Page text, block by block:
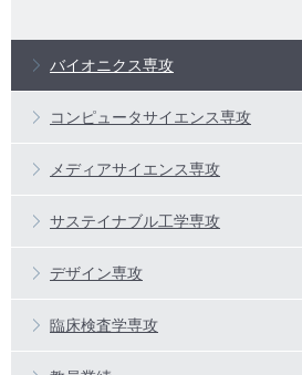
バイオニクス専攻
コンピュータサイエンス専攻
メディアサイエンス専攻
サステイナブル工学専攻
デザイン専攻
臨床検査学専攻